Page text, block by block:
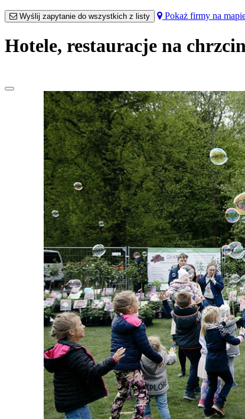
Wyślij zapytanie do wszystkich z listy Pokaż firmy na
Hotele, restauracje na